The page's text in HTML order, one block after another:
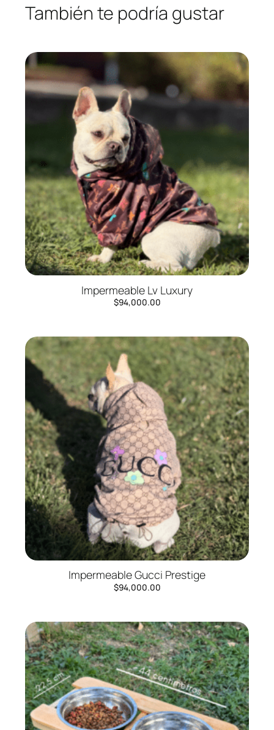
También te podría gustar
Impermeable Lv Luxury
$94,000.00
Impermeable Gucci Prestige
$94,000.00